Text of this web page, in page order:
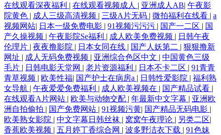
在线观看深夜福利 | 在线观看视频成人 | 亚洲成人AB| 午夜影
院黄色 | 成人三级高清视频 | 三级A片无码 | 微拍福利在线看 | a
视频网站| 日本一级免费电影 | 91视频污污污 | 国产一二区 | 国
产久操视频 | 午夜影院Se福利 | 成人欧美免费视频 | 日韩午夜
伦理片 | 夜夜撸影院 | 日本女同在线 | 国产人妖第二 | 狠狠撸新
网址 | 成人无码免费视频 | 亚洲综合色区中文 | 中国黄色三级
毛片 | 日韩电影天堂网 | 老片资源福利 | 日本不卡二区 | 91青青
青草视频 | 欧美性福| 国产护士在病房a | 日韩性爱影院 | 福利熟
女导航 | 午夜爱爱免费福利 | 成人欧美视频在 | 国产精品试看 |
在线观看A片网站 | 欧美与动物交配 | 年最新中文字幕 | 亚洲欧
洲自拍偷拍 | 国产免费网站 | 91视频污黄| 国产精品无码电影 |
欧美熟女影院 | 中文字幕日韩丝袜 | 窝窝午夜理论 | 另类二区|
香蕉欧美视频 | 五月婷丁香综合网 | 波多野洁衣下载 | 91色妹